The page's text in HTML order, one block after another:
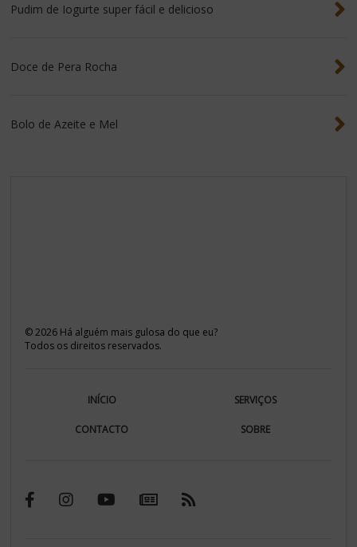
Pudim de Iogurte super fácil e delicioso
Doce de Pera Rocha
Bolo de Azeite e Mel
©2026 Há alguém mais gulosa do que eu?
Todos os direitos reservados.
INÍCIO SERVIÇOS
CONTACTO SOBRE